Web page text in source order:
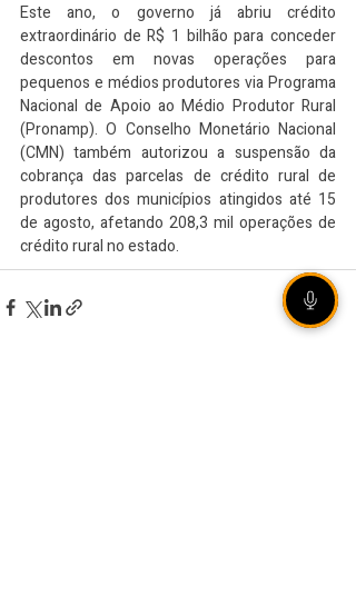
Este ano, o governo já abriu crédito
extraordinário de R$ 1 bilhão para conceder
descontos em novas operações para
pequenos e médios produtores via Programa
Nacional de Apoio ao Médio Produtor Rural
(Pronamp). O Conselho Monetário Nacional
(CMN) também autorizou a suspensão da
cobrança das parcelas de crédito rural de
produtores dos municípios atingidos até 15
de agosto, afetando 208,3 mil operações de
crédito rural no estado.